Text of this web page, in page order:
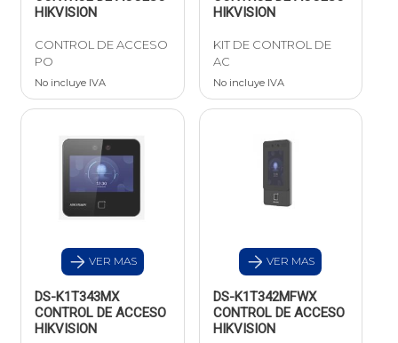
HIKVISION
CONTROL DE ACCESO
PO
No incluye IVA
HIKVISION
KIT DE CONTROL DE
AC
No incluye IVA
VER MAS
DS-K1T343MX
CONTROL DE ACCESO
HIKVISION
VER MAS
DS-K1T342MFWX
CONTROL DE ACCESO
HIKVISION